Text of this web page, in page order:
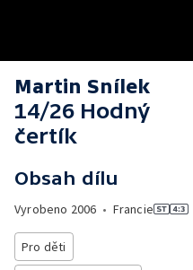
Martin Snílek
14/26 Hodný
čertík
Obsah dílu
Vyrobeno 2006 • Francie
Pro děti